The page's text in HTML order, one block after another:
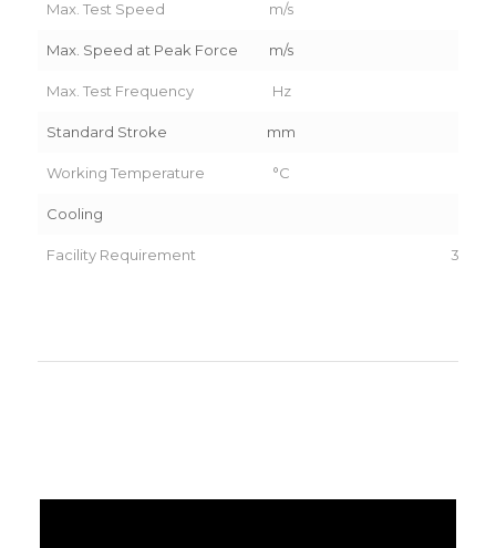
Max. Test Speed m/s
Max. Speed at Peak Force m/s
Max. Test Frequency Hz
Standard Stroke mm
Working Temperature °C
Cooling
Facility Requirement 3PH